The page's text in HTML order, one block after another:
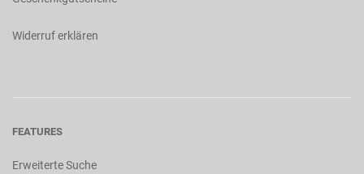
Widerruf erklären
FEATURES
Erweiterte Suche